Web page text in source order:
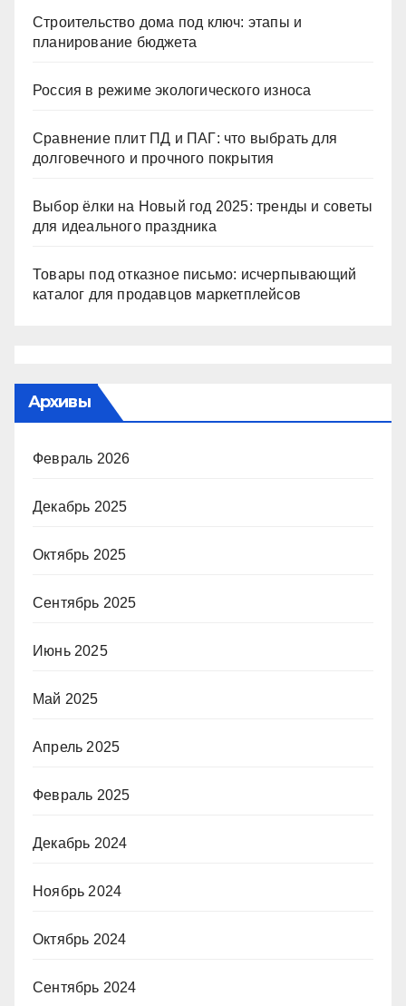
Строительство дома под ключ: этапы и
планирование бюджета
Россия в режиме экологического износа
Сравнение плит ПД и ПАГ: что выбрать для
долговечного и прочного покрытия
Выбор ёлки на Новый год 2025: тренды и советы
для идеального праздника
Товары под отказное письмо: исчерпывающий
каталог для продавцов маркетплейсов
Архивы
Февраль 2026
Декабрь 2025
Октябрь 2025
Сентябрь 2025
Июнь 2025
Май 2025
Апрель 2025
Февраль 2025
Декабрь 2024
Ноябрь 2024
Октябрь 2024
Сентябрь 2024